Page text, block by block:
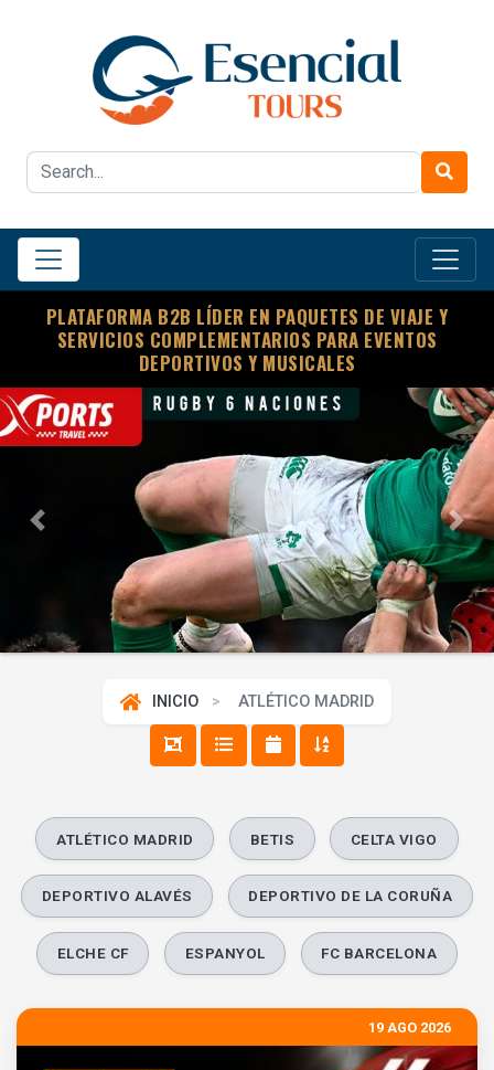
PLATAFORMA B2B LÍDER EN PAQUETES DE VIAJE Y
SERVICIOS COMPLEMENTARIOS PARA EVENTOS
DEPORTIVOS Y MUSICALES
Previous Next
INICIO ATLÉTICO MADRID
ATLÉTICO MADRID BETIS CELTA VIGO
DEPORTIVO ALAVÉS DEPORTIVO DE LA CORUÑA
ELCHE CF ESPANYOL FC BARCELONA
19 AGO 2026